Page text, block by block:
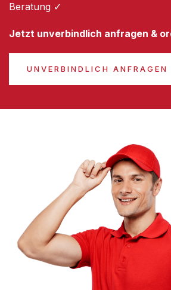
Beratung ✓
Jetzt unverbindlich anfragen &
UNVERBINDLICH ANFRAGEN